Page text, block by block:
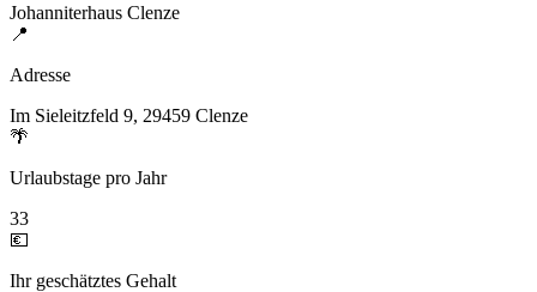
Johanniterhaus Clenze
📍
Adresse
Im Sieleitzfeld 9, 29459 Clenze
🌴
Urlaubstage pro Jahr
33
💶
Ihr geschätztes Gehalt